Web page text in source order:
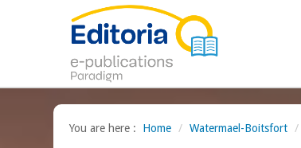
You are here : Home / Watermael-Boitsfort /